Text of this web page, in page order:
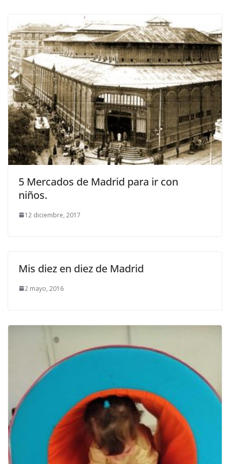
5 Mercados de Madrid para ir con
niños.
12 diciembre, 2017
Mis diez en diez de Madrid
2 mayo, 2016